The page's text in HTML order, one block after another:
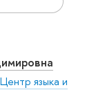
Центр языка и